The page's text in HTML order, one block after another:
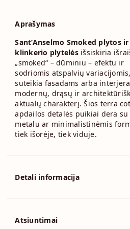
Aprašymas
Sant’Anselmo Smoked plytos
klinkerio plytelėsišsiskiria
„smoked“ – dūminiu – efektu ir
sodriomis atspalvių
suteikia fasadams arba
modernų, drąsų ir
aktualų charakterį. Šios terra
apdailos detalės puikiai dera su
metalu ar minimalistinėmis
tiek išorėje, tiek viduje.
Detali informacija
Atsiuntimai